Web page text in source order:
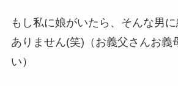
もし私に娘がいたら、そんな男に
ありません(笑)（お義父さんお義
い）